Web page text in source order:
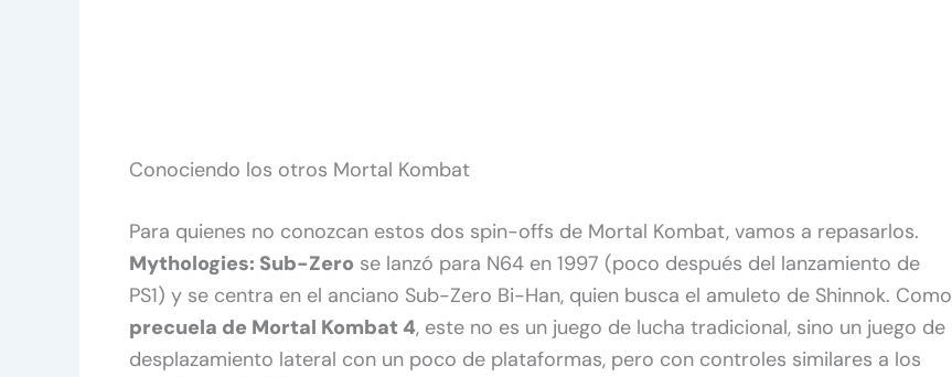
Conociendo los otros Mortal Kombat
Para quienes no conozcan estos dos spin-offs de Mortal Kombat, vamos a repasarlos.
Mythologies: Sub-Zero se lanzó para N64 en 1997 (poco después del lanzamiento de
PS1) y se centra en el anciano Sub-Zero Bi-Han, quien busca el amuleto de Shinnok. Como
precuela de Mortal Kombat 4, este no es un juego de lucha tradicional, sino un juego de
desplazamiento lateral con un poco de plataformas, pero con controles similares a los